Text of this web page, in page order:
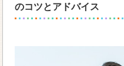
のコツとアドバイス